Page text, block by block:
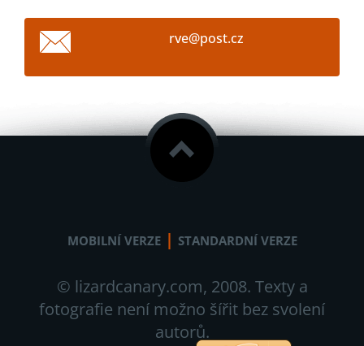
rve@post.cz
MOBILNÍ VERZE | STANDARDNÍ VERZE
© lizardcanary.com, 2008. Texty a
fotografie není možno šířit bez svolení
autorů.